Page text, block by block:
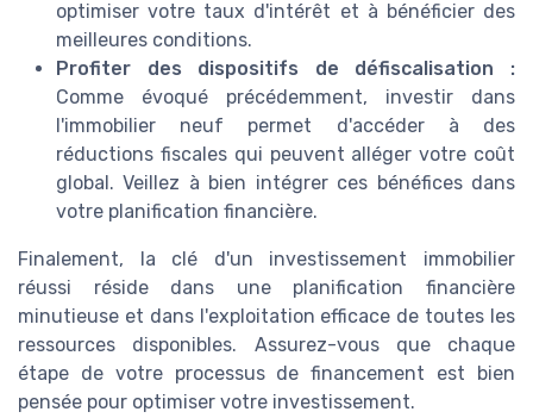
optimiser votre taux d'intérêt et à bénéficier des
meilleures conditions.
Profiter des dispositifs de défiscalisation :
Comme évoqué précédemment, investir dans
l'immobilier neuf permet d'accéder à des
réductions fiscales qui peuvent alléger votre coût
global. Veillez à bien intégrer ces bénéfices dans
votre planification financière.
Finalement, la clé d'un investissement immobilier
réussi réside dans une planification financière
minutieuse et dans l'exploitation efficace de toutes les
ressources disponibles. Assurez-vous que chaque
étape de votre processus de financement est bien
pensée pour optimiser votre investissement.